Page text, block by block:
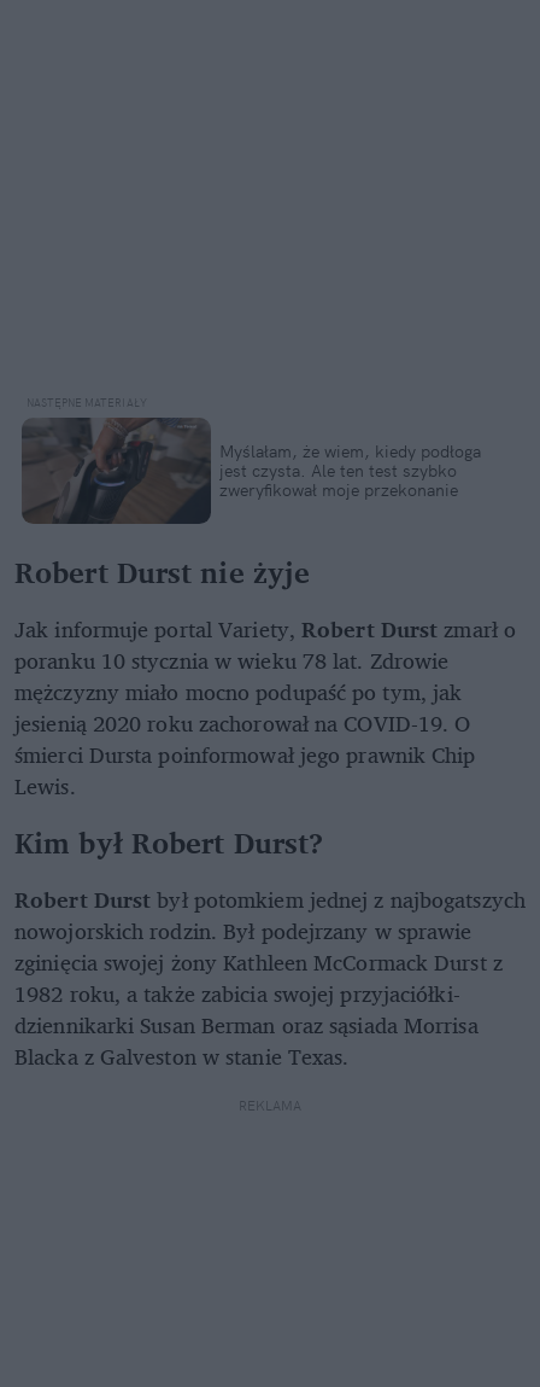
Myślałam, że wiem, kiedy podłoga
jest czysta. Ale ten test szybko
zweryfikował moje przekonanie
Robert Durst nie żyje
Jak informuje portal Variety, Robert Durst zmarł o
poranku 10 stycznia w wieku 78 lat. Zdrowie
mężczyzny miało mocno podupaść po tym, jak
jesienią 2020 roku zachorował na COVID-19. O
śmierci Dursta poinformował jego prawnik Chip
Lewis.
Kim był Robert Durst?
Robert Durstbył potomkiem jednej z najbogatszych
nowojorskich rodzin. Był podejrzany w sprawie
zginięcia swojej żony Kathleen McCormack Durst z
1982 roku, a także zabicia swojej przyjaciółki-
dziennikarki Susan Berman oraz sąsiada Morrisa
Blacka z Galveston w stanie Texas.
REKLAMA